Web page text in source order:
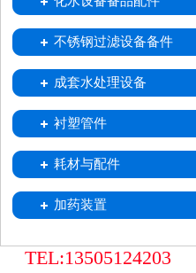
喷射器
不锈钢移动式树脂小车
树脂捕捉器
酸雾吸收器
不锈钢过滤设备备件
中排装置
不锈钢滤水帽
不锈钢滤元
成套水处理设备
衬塑管件
耗材与配件
加药装置
TEL:13505124203